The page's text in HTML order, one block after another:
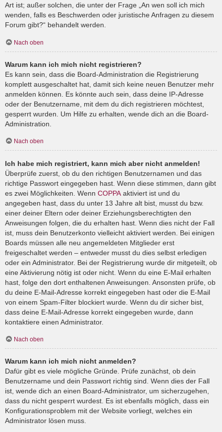
Art ist; außer solchen, die unter der Frage „An wen soll ich mich
wenden, falls es Beschwerden oder juristische Anfragen zu diesem
Forum gibt?“ behandelt werden.
Nach oben
Warum kann ich mich nicht registrieren?
Es kann sein, dass die Board-Administration die Registrierung
komplett ausgeschaltet hat, damit sich keine neuen Benutzer mehr
anmelden können. Es könnte auch sein, dass deine IP-Adresse
oder der Benutzername, mit dem du dich registrieren möchtest,
gesperrt wurden. Um Hilfe zu erhalten, wende dich an die Board-
Administration.
Nach oben
Ich habe mich registriert, kann mich aber nicht anmelden!
Überprüfe zuerst, ob du den richtigen Benutzernamen und das
richtige Passwort eingegeben hast. Wenn diese stimmen, dann gibt
es zwei Möglichkeiten. Wenn COPPA aktiviert ist und du
angegeben hast, dass du unter 13 Jahre alt bist, musst du bzw.
einer deiner Eltern oder deiner Erziehungsberechtigten den
Anweisungen folgen, die du erhalten hast. Wenn dies nicht der Fall
ist, muss dein Benutzerkonto vielleicht aktiviert werden. Bei einigen
Boards müssen alle neu angemeldeten Mitglieder erst
freigeschaltet werden – entweder musst du dies selbst erledigen
oder ein Administrator. Bei der Registrierung wurde dir mitgeteilt, ob
eine Aktivierung nötig ist oder nicht. Wenn du eine E-Mail erhalten
hast, folge den dort enthaltenen Anweisungen. Ansonsten prüfe, ob
du deine E-Mail-Adresse korrekt eingegeben hast oder die E-Mail
von einem Spam-Filter blockiert wurde. Wenn du dir sicher bist,
dass deine E-Mail-Adresse korrekt eingegeben wurde, dann
kontaktiere einen Administrator.
Nach oben
Warum kann ich mich nicht anmelden?
Dafür gibt es viele mögliche Gründe. Prüfe zunächst, ob dein
Benutzername und dein Passwort richtig sind. Wenn dies der Fall
ist, wende dich an einen Board-Administrator, um sicherzugehen,
dass du nicht gesperrt wurdest. Es ist ebenfalls möglich, dass ein
Konfigurationsproblem mit der Website vorliegt, welches ein
Administrator lösen muss.